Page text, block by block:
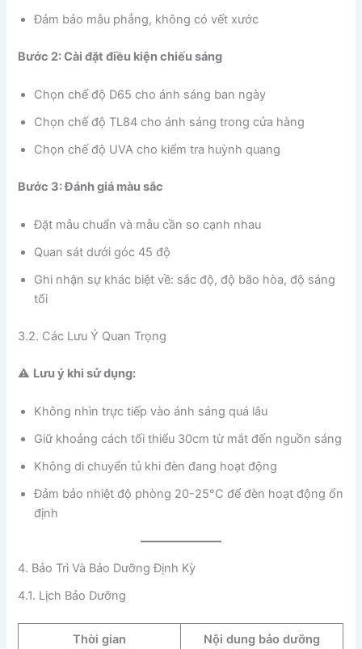
Đảm bảo mẫu phẳng, không có vết xước
Bước 2: Cài đặt điều kiện chiếu sáng
Chọn chế độ D65 cho ánh sáng ban ngày
Chọn chế độ TL84 cho ánh sáng trong cửa hàng
Chọn chế độ UVA cho kiểm tra huỳnh quang
Bước 3: Đánh giá màu sắc
Đặt mẫu chuẩn và mẫu cần so cạnh nhau
Quan sát dưới góc 45 độ
Ghi nhận sự khác biệt về: sắc độ, độ bão hòa, độ sáng
tối
3.2. Các Lưu Ý Quan Trọng
⚠️ Lưu ý khi sử dụng:
Không nhìn trực tiếp vào ánh sáng quá lâu
Giữ khoảng cách tối thiểu 30cm từ mắt đến nguồn sáng
Không di chuyển tủ khi đèn đang hoạt động
Đảm bảo nhiệt độ phòng 20-25°C để đèn hoạt động ổn
định
4. Bảo Trì Và Bảo Dưỡng Định Kỳ
4.1. Lịch Bảo Dưỡng
Thời gian Nội dung bảo dưỡng